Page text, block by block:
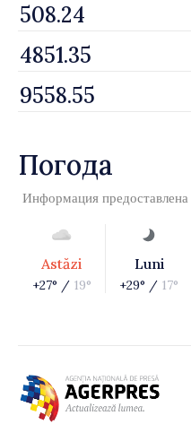
Погода
Информация предоставлена
Astăzi
+27° / 19°
Luni
+29° / 17°